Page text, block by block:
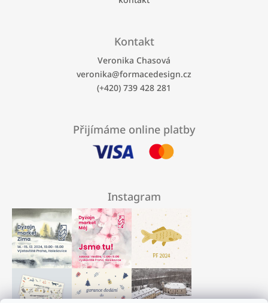
Kontakt
Veronika Chasová
veronika@formacedesign.cz
(+420) 739 428 281
Přijímáme online platby
Instagram